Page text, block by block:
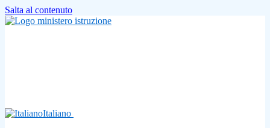
Salta al contenuto
Italiano